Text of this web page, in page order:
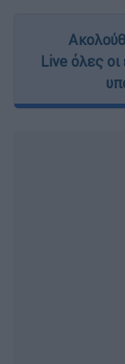
Live όλες